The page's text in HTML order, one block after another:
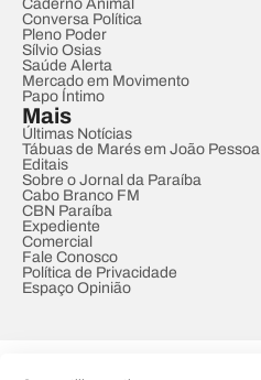
Caderno Animal
Conversa Política
Pleno Poder
Sílvio Osias
Saúde Alerta
Mercado em Movimento
Papo Íntimo
Mais
Últimas Notícias
Tábuas de Marés em João Pessoa
Editais
Sobre o Jornal da Paraíba
Cabo Branco FM
CBN Paraíba
Expediente
Comercial
Fale Conosco
Política de Privacidade
Espaço Opinião